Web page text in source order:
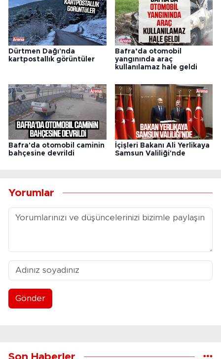
Dürtmen Dağı'nda
kartpostallık görüntüler
Bafra’da otomobil
yangınında araç
kullanılamaz hale geldi
Bafra'da otomobil caminin
bahçesine devrildi
İçişleri Bakanı Ali Yerlikaya
Samsun Valiliği'nde
Yorumlar
Gönder
Son Haberler